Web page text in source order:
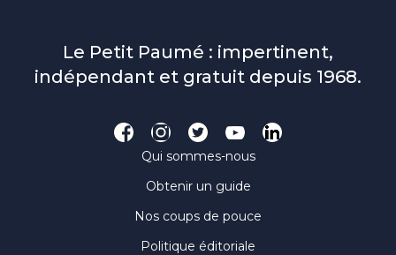
Le Petit Paumé : impertinent,
indépendant et gratuit depuis 1968.
Qui sommes-nous
Obtenir un guide
Nos coups de pouce
Politique éditoriale